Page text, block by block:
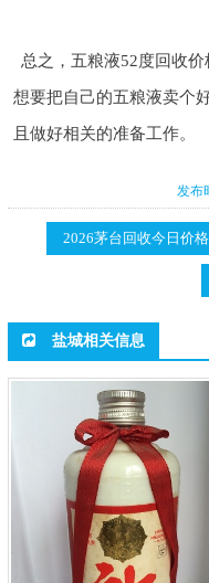
总之，五粮液52度回收
想要把自己的五粮液卖个
且做好相关的准备工作。
发布
2026茅台回收今日价
盐城相关信息